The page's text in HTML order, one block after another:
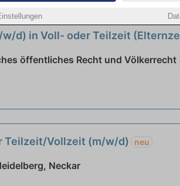
d) in Voll- oder Teilzeit
öffentliches Recht und Völkerrecht
Teilzeit/Vollzeit (m/w/d) neu
Neckar